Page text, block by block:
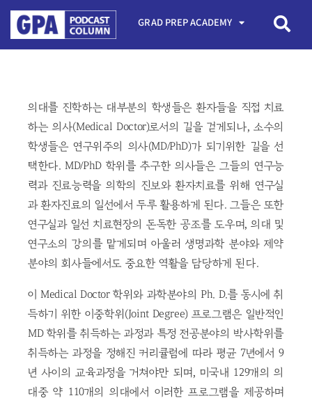
GRAD PREP ACADEMY
의대를 진학하는 대부분의 학생들은 환자들을 직접 치료
하는 의사(Medical Doctor)로서의 길을 걷게되나, 소수의
학생들은 연구위주의 의사(MD/PhD)가 되기위한 길을 선
택한다. MD/PhD 학위를 추구한 의사들은 그들의 연구능
력과 진료능력을 의학의 진보와 환자치료를 위해 연구실
과 환자진료의 일선에서 두루 활용하게 된다. 그들은 또한
연구실과 일선 치료현장의 돈독한 공조를 도우며, 의대 및
연구소의 강의를 맡게되며 아울러 생명과학 분야와 제약
분야의 회사들에서도 중요한 역활을 담당하게 된다.
이 Medical Doctor 학위와 과학분야의 Ph. D.를 동시에 취
득하기 위한 이중학위(Joint Degree) 프로그램은 일반적인
MD 학위를 취득하는 과정과 특정 전공분야의 박사학위를
취득하는 과정을 정해진 커리큘럼에 따라 평균 7년에서 9
년 사이의 교육과정을 거쳐야만 되며, 미국내 129개의 의
대중 약 110개의 의대에서 이러한 프로그램을 제공하며